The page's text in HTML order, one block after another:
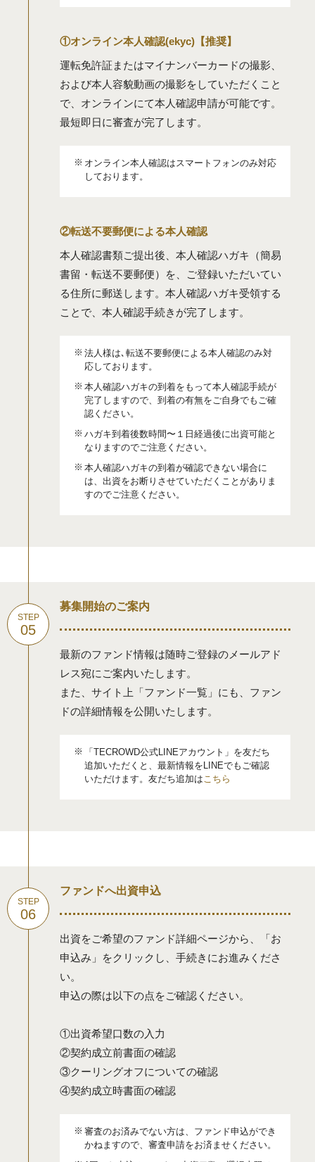
①オンライン本⼈確認(ekyc)【推奨】
運転免許証またはマイナンバーカードの撮影、
および本人容貌動画の撮影をしていただくこと
で、オンラインにて本⼈確認申請が可能です。
最短即⽇に審査が完了します。
オンライン本人確認はスマートフォンのみ対応
しております。
②転送不要郵便による本⼈確認
本人確認書類ご提出後、本⼈確認ハガキ（簡易
書留・転送不要郵便）を、ご登録いただいてい
る住所に郵送します。本人確認ハガキ受領する
ことで、本人確認手続きが完了します。
法人様は､転送不要郵便による本人確認のみ対
応しております。
本人確認ハガキの到着をもって本人確認手続が
完了しますので、到着の有無をご自身でもご確
認ください。
ハガキ到着後数時間〜１日経過後に出資可能と
なりますのでご注意ください。
本人確認ハガキの到着が確認できない場合に
は、出資をお断りさせていただくことがありま
すのでご注意ください。
募集開始のご案内
最新のファンド情報は随時ご登録のメールアド
レス宛にご案内いたします。
また、サイト上「ファンド一覧」にも、ファン
ドの詳細情報を公開いたします。
「TECROWD公式LINEアカウント」を友だち
追加いただくと、最新情報をLINEでもご確認
いただけます。友だち追加は こちら
ファンドへ出資申込
出資をご希望のファンド詳細ページから、「お
申込み」をクリックし、手続きにお進みくださ
い。
申込の際は以下の点をご確認ください。
①出資希望口数の入力
②契約成立前書面の確認
③クーリングオフについての確認
④契約成立時書面の確認
審査のお済みでない⽅は、ファンド申込ができ
かねますので、審査申請をお済ませください。